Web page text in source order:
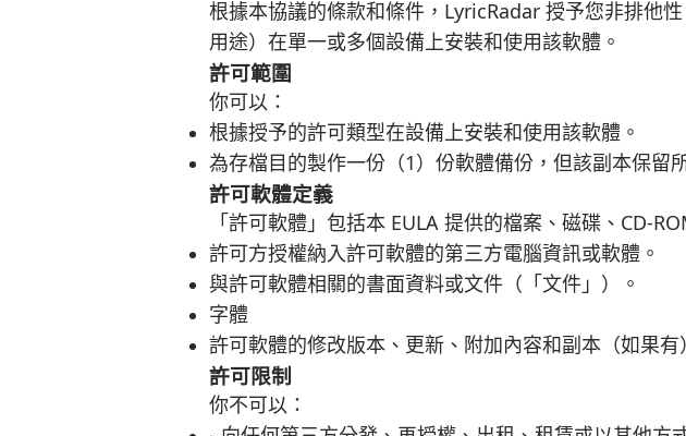
根據本協議的條款和條件，LyricRadar 授予您非排他
用途）在單一或多個設備上安裝和使用該軟體。
許可範圍
你可以：
根據授予的許可類型在設備上安裝和使用該軟體。
為存檔目的製作一份（1）份軟體備份，但該副本保留
許可軟體定義
「許可軟體」包括本 EULA 提供的檔案、磁碟、CD-
許可方授權納入許可軟體的第三方電腦資訊或軟體。
與許可軟體相關的書面資料或文件（「文件」）。
字體
許可軟體的修改版本、更新、附加內容和副本（如果有
許可限制
你不可以：